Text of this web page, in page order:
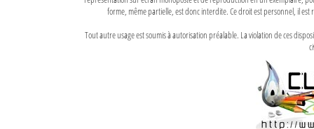
forme, même partielle, est donc interdite. Ce droit est personnel, il
Tout autre usage est soumis à autorisation préalable. La violation de ces